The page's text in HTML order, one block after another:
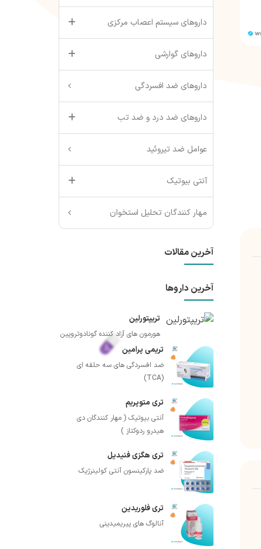
داروهای سیستم اعصاب مرکزی
داروهای گوارشی
داروهای ضد افسردگی
داروهای ضد درد و ضد تب
عوامل ضد تیروئید
آنتی بیوتیک
مهار کنندگان تحلیل استخوان
آخرین مقالات
آخرین داروها
تریپتورلین
هورمون های آزاد کننده گونادوتروپین
تریمی پرامین
ضد افسردگی های سه حلقه ای
(TCA)
تری متوپریم
آنتی بیوتیک ( مهار کنندگان دی
هیدرو ردوکتاز )
تری هگزی فنیدیل
ضد پارکینسون آنتی کولینرژیک
تری فلوریدین
آنالوگ های پیریمیدینی